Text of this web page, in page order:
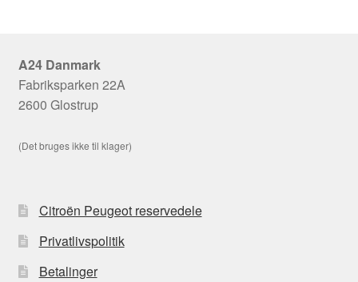
A24 Danmark
Fabriksparken 22A
2600 Glostrup
(Det bruges ikke til klager)
Citroën Peugeot reservedele
Privatlivspolitik
Betalinger